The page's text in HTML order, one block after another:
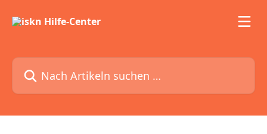
Nach Artikeln suchen …